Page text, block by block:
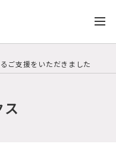
ご支援をいただきました